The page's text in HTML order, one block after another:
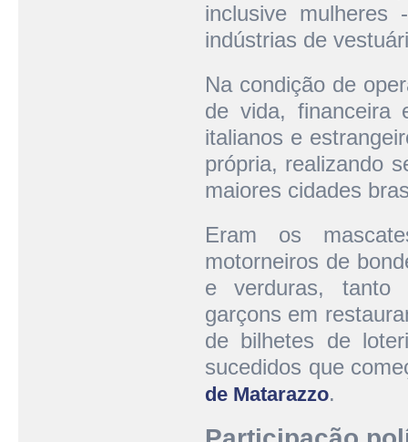
inclusive
indústrias de
Na condição de
de vida, financeira
italianos e
própria, realizando
maiores cidades
Eram os
motorneiros de
e verduras, tanto
garçons em
de bilhetes de
sucedidos que
de Matarazzo.